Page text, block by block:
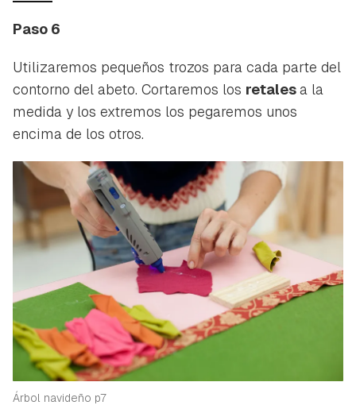
iniciar sesión con tu cuenta de Hogarmanía.
Paso 6
Utilizaremos pequeños trozos para cada parte del
contorno del abeto. Cortaremos los retalesa la
medida y los extremos los pegaremos unos
encima de los otros.
Árbol navideño p7